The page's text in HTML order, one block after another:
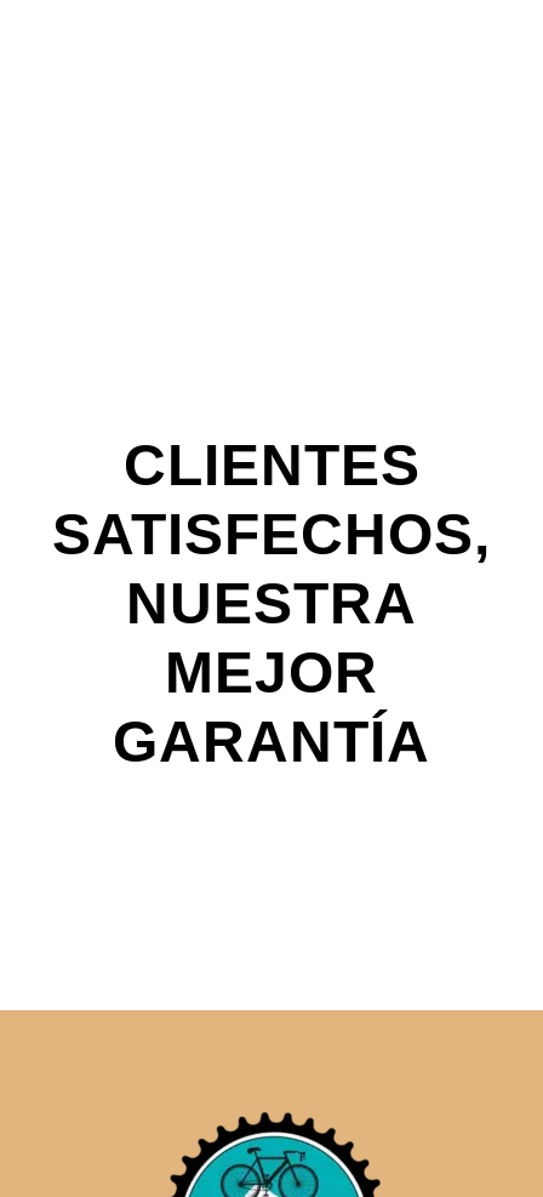
CLIENTES
SATISFECHOS,
NUESTRA
MEJOR
GARANTÍA